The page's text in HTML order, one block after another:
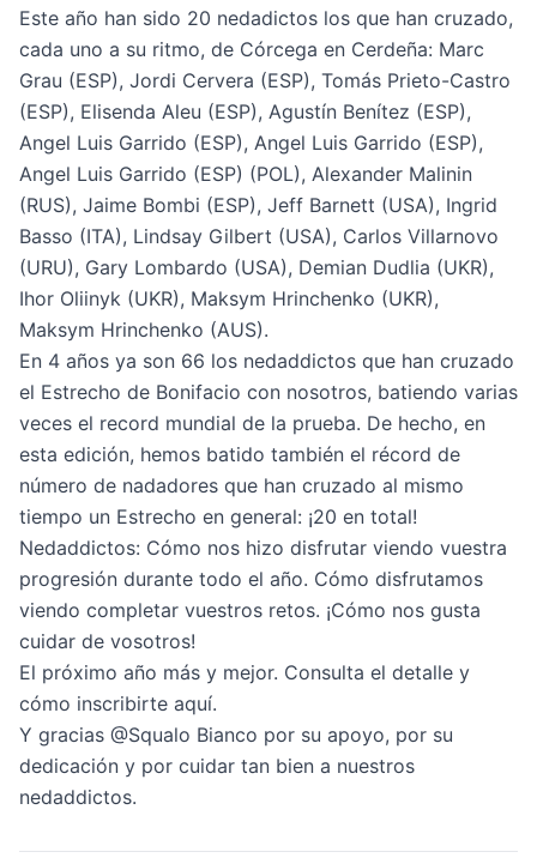
Este año han sido 20 nedadictos los que han cruzado,
cada uno a su ritmo, de Córcega en Cerdeña: Marc
Grau (ESP), Jordi Cervera (ESP), Tomás Prieto-Castro
(ESP), Elisenda Aleu (ESP), Agustín Benítez (ESP),
Angel Luis Garrido (ESP), Angel Luis Garrido (ESP),
Angel Luis Garrido (ESP) (POL), Alexander Malinin
(RUS), Jaime Bombi (ESP), Jeff Barnett (USA), Ingrid
Basso (ITA), Lindsay Gilbert (USA), Carlos Villarnovo
(URU), Gary Lombardo (USA), Demian Dudlia (UKR),
Ihor Oliinyk (UKR), Maksym Hrinchenko (UKR),
Maksym Hrinchenko (AUS).
En 4 años ya son 66 los nedaddictos que han cruzado
el Estrecho de Bonifacio con nosotros, batiendo varias
veces el record mundial de la prueba. De hecho, en
esta edición, hemos batido también el récord de
número de nadadores que han cruzado al mismo
tiempo un Estrecho en general: ¡20 en total!
Nedaddictos: Cómo nos hizo disfrutar viendo vuestra
progresión durante todo el año. Cómo disfrutamos
viendo completar vuestros retos. ¡Cómo nos gusta
cuidar de vosotros!
El próximo año más y mejor. Consulta el detalle y
cómo inscribirte aquí.
Y gracias @Squalo Bianco por su apoyo, por su
dedicación y por cuidar tan bien a nuestros
nedaddictos.